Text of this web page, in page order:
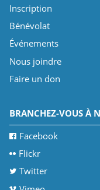
Inscription
Bénévolat
Événements
Nous joindre
Faire un don
BRANCHEZ-VOUS À
Facebook
Flickr
Twitter